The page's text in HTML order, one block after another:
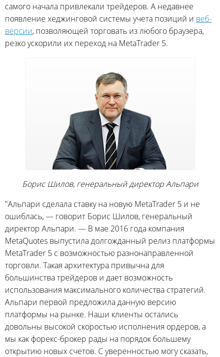
самого начала привлекали трейдеров. А недавнее
появление хеджинговой системы учета позиций и веб-
версии, позволяющей торговать из любого браузера,
резко ускорили их переход на MetaTrader 5.
Борис Шилов, генеральный директор Альпари
"Альпари сделала ставку на новую MetaTrader 5 и не
ошиблась, — говорит Борис Шилов, генеральный
директор Альпари. — В мае 2016 года компания
MetaQuotes выпустила долгожданный релиз платформы
MetaTrader 5 с возможностью разнонаправленной
торговли. Такая архитектура привычна для
большинства трейдеров и дает возможность
использования максимального количества стратегий.
Альпари первой предложила данную версию
платформы на рынке. Наши клиенты остались
довольны высокой скоростью исполнения ордеров, а
мы как форекс-брокер рады на порядок большему
открытию новых счетов. С уверенностью могу сказать,